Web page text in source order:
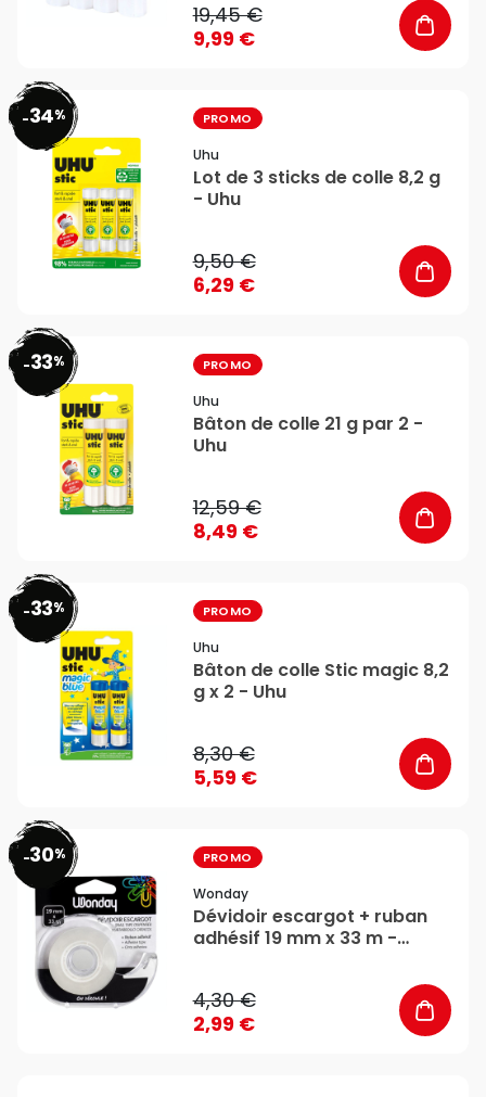
19,45 €
9,99 €
-34% PROMO
Uhu
Lot de 3 sticks de colle 8,2 g
- Uhu
9,50 €
6,29 €
-33% PROMO
Uhu
Bâton de colle 21 g par 2 -
Uhu
12,59 €
8,49 €
-33% PROMO
Uhu
Bâton de colle Stic magic 8,2
g x 2 - Uhu
8,30 €
5,59 €
-30% PROMO
Wonday
Dévidoir escargot + ruban
adhésif 19 mm x 33 m -
4,30 €
2,99 €